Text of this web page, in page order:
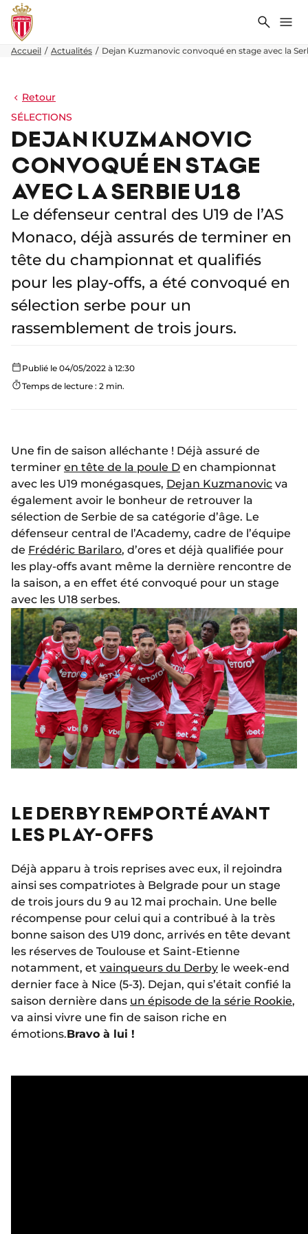
Accueil Actualités Dejan Kuzmanovic convoqué en stage avec la
Retour
SÉLECTIONS
DEJAN KUZMANOVIC
CONVOQUÉ EN STAGE
AVEC LA SERBIE U18
Le défenseur central des U19 de l’AS
Monaco, déjà assurés de terminer en
tête du championnat et qualifiés
pour les play-offs, a été convoqué en
sélection serbe pour un
rassemblement de trois jours.
Publié le 04/05/2022 à 12:30
Temps de lecture : 2 min.
Une fin de saison alléchante ! Déjà assuré de
terminer en tête de la poule D en championnat
avec les U19 monégasques, Dejan Kuzmanovic va
également avoir le bonheur de retrouver la
sélection de Serbie de sa catégorie d’âge. Le
défenseur central de l’Academy, cadre de l’équipe
de Frédéric Barilaro, d’ores et déjà qualifiée pour
les play-offs avant même la dernière rencontre de
la saison, a en effet été convoqué pour un stage
avec les U18 serbes.
LE DERBY REMPORTÉ AVANT
LES PLAY-OFFS
Déjà apparu à trois reprises avec eux, il rejoindra
ainsi ses compatriotes à Belgrade pour un stage
de trois jours du 9 au 12 mai prochain. Une belle
récompense pour celui qui a contribué à la très
bonne saison des U19 donc, arrivés en tête devant
les réserves de Toulouse et Saint-Etienne
notamment, et vainqueurs du Derby le week-end
dernier face à Nice (5-3). Dejan, qui s’était confié la
saison dernière dans un épisode de la série Rookie,
va ainsi vivre une fin de saison riche en
émotions.Bravo à lui !